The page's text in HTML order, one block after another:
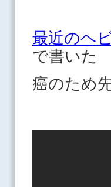
最近のヘ
で書いた
癌のため